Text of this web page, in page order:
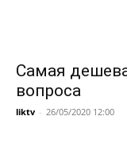
Самая
вопроса
liktv - 26/05/2020 12:00